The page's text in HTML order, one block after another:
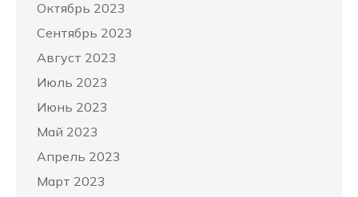
Октябрь 2023
Сентябрь 2023
Август 2023
Июль 2023
Июнь 2023
Май 2023
Апрель 2023
Март 2023